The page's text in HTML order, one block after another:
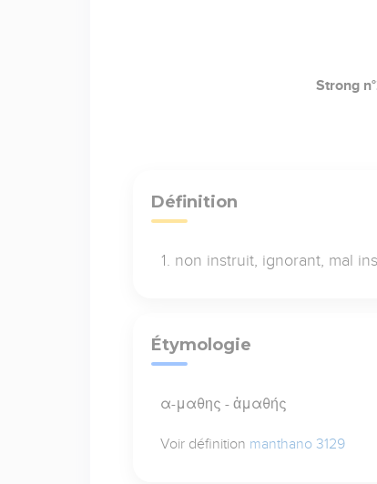
Strong
Définition
non instruit, ignorant, mal
Étymologie
α-μαθης - ἀμαθής
Voir définition manthano 3129